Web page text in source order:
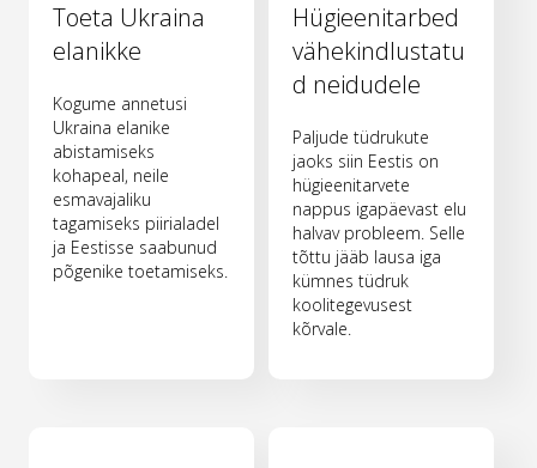
Toeta Ukraina
elanikke
Kogume annetusi
Ukraina elanike
abistamiseks
kohapeal, neile
esmavajaliku
tagamiseks piirialadel
ja Eestisse saabunud
põgenike toetamiseks.
Hügieenitarbed
vähekindlustatu
d neidudele
Paljude tüdrukute
jaoks siin Eestis on
hügieenitarvete
nappus igapäevast elu
halvav probleem. Selle
tõttu jääb lausa iga
kümnes tüdruk
koolitegevusest
kõrvale.